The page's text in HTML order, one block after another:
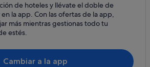
Santiponce
de hoteles y llévate el doble de
la app. Con las ofertas de la app,
más mientras gestionas todo tu
estés.
Cambiar a la app